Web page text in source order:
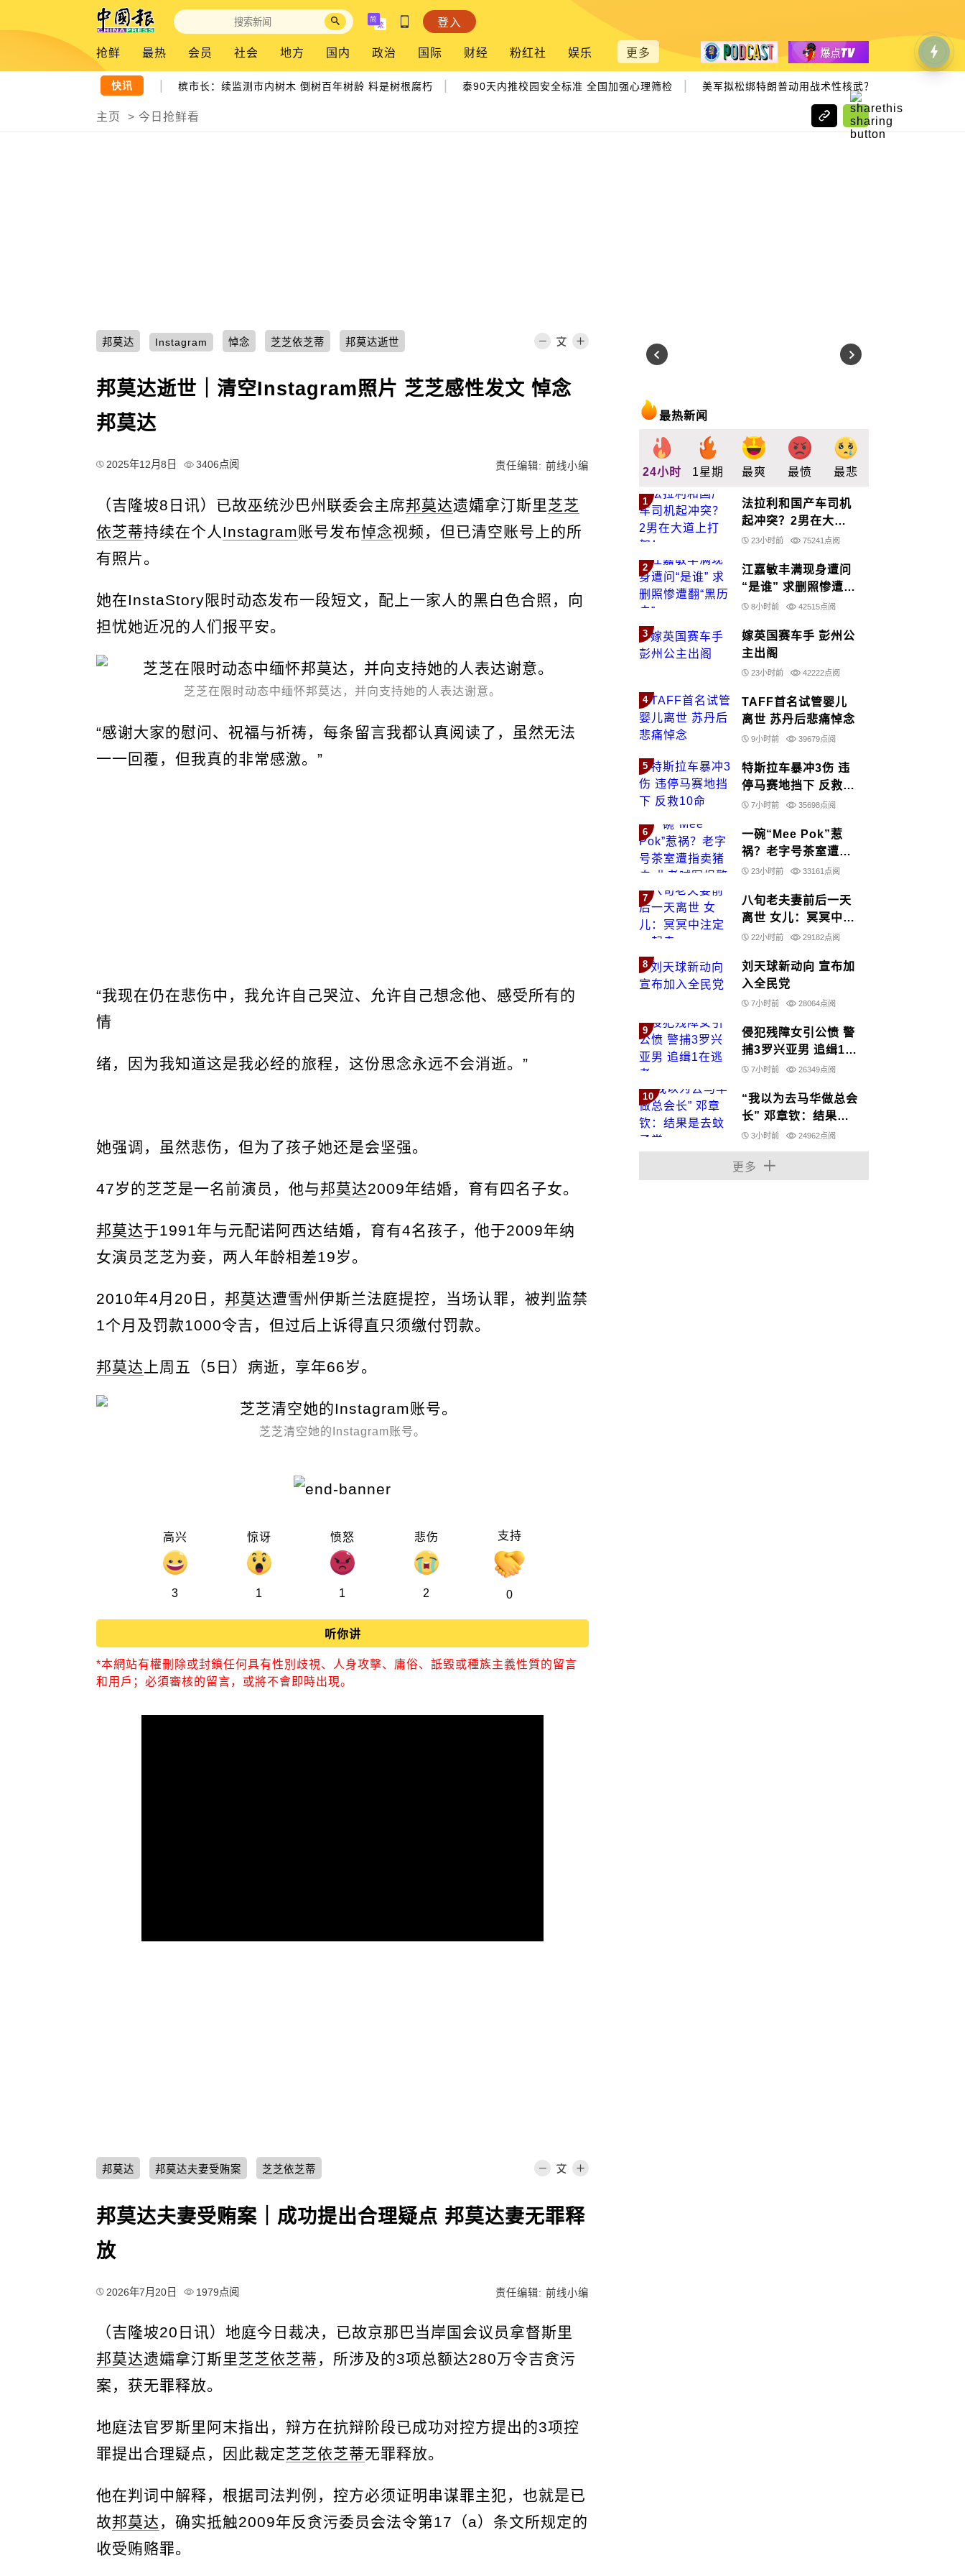
登入
抢鲜 最热 会员 社会 地方 国内 政治 国际 财经 粉红社 娱乐 更多
快讯
袭 数十吨重货柜连环倒塌 槟市长：续监测市内树木 倒树百年树龄 料是树根腐朽 | 泰90天内推校园安全标准 全国加强心理筛检 | 美军拟松绑特朗普动用战术性核武？ 反对者怒吼：中俄
主页 >今日抢鲜看
邦莫达 Instagram 悼念 芝芝依芝蒂 邦莫达逝世
邦莫达逝世｜清空Instagram照片 芝芝感性发文 悼念
邦莫达
2025年12月8日 3406点阅 责任编辑: 前线小编
（吉隆坡8日讯）已故巫统沙巴州联委会主席邦莫达遗孀拿汀斯里芝芝
依芝蒂持续在个人 Instagram账号发布悼念视频，但已清空账号上的所
有照片。
她在InstaStory限时动态发布一段短文，配上一家人的黑白色合照，向
担忧她近况的人们报平安。
芝芝在限时动态中缅怀邦莫达，并向支持她的人表达谢意。
“感谢大家的慰问、祝福与祈祷，每条留言我都认真阅读了，虽然无法
一一回覆，但我真的非常感激。”
“我现在仍在悲伤中，我允许自己哭泣、允许自己想念他、感受所有的
情
绪，因为我知道这是我必经的旅程，这份思念永远不会消逝。”
她强调，虽然悲伤，但为了孩子她还是会坚强。
47岁的芝芝是一名前演员，他与邦莫达2009年结婚，育有四名子女。
邦莫达于1991年与元配诺阿西达结婚，育有4名孩子，他于2009年纳
女演员芝芝为妾，两人年龄相差19岁。
2010年4月20日，邦莫达遭雪州伊斯兰法庭提控，当场认罪，被判监禁
1个月及罚款1000令吉，但过后上诉得直只须缴付罚款。
邦莫达 上周五（5日）病逝，享年66岁。
芝芝清空她的Instagram账号。
高兴
3
惊讶
1
愤怒
1
悲伤
2
支持
0
听你讲
*本網站有權刪除或封鎖任何具有性別歧視、人身攻擊、庸俗、詆毀或種族主義性質的留言
和用戶；必須審核的留言，或將不會即時出現。
邦莫达 邦莫达夫妻受贿案 芝芝依芝蒂
邦莫达夫妻受贿案｜成功提出合理疑点 邦莫达妻无罪释
放
2026年7月20日 1979点阅 责任编辑: 前线小编
（吉隆坡20日讯）地庭今日裁决，已故京那巴当岸国会议员拿督斯里
邦莫达遗孀拿汀斯里芝芝依芝蒂 ，所涉及的3项总额达280万令吉贪污
案，获无罪释放。
地庭法官罗斯里阿末指出，辩方在抗辩阶段已成功对控方提出的3项控
罪提出合理疑点，因此裁定芝芝依芝蒂无罪释放。
他在判词中解释，根据司法判例，控方必须证明串谋罪主犯，也就是已
故邦莫达 ，确实抵触2009年反贪污委员会法令第17（a）条文所规定的
收受贿赂罪。
最热新闻
24小时 1星期 最爽 最愤 最悲
1
法拉利和国产车司机
起冲突？2男在大道
上打架！
23小时前 75241点阅
2
江嘉敏丰满现身遭问
“是谁” 求删照惨遭翻
“黑历史”
8小时前 42515点阅
3
嫁英国赛车手 彭州公
主出阁
23小时前 42222点阅
4
TAFF首名试管婴儿
离世 苏丹后悲痛悼念
9小时前 39679点阅
5
特斯拉车暴冲3伤 违
停马赛地挡下 反救10
命7小时前 35698点阅
6
一碗“Mee Pok”惹
祸？老字号茶室遭指
卖猪肉 业者喊冤报警
23小时前 33161点阅
7
八旬老夫妻前后一天
离世 女儿：冥冥中注
定一起走
22小时前 29182点阅
8
刘天球新动向 宣布加
入全民党
7小时前 28064点阅
9
侵犯残障女引公愤 警
捕3罗兴亚男 追缉1在
逃者
7小时前 26349点阅
10
“我以为去马华做总会
长” 邓章钦：结果是
去蚊子党
3小时前 24962点阅
更多